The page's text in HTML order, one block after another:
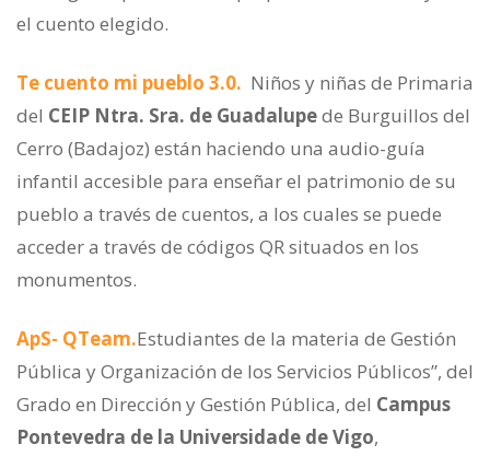
el cuento elegido.
Te cuento mi pueblo 3.0. Niños y niñas de Primaria
del CEIP Ntra. Sra. de Guadalupede Burguillos del
Cerro (Badajoz) están haciendo una audio-guía
infantil accesible para enseñar el patrimonio de su
pueblo a través de cuentos, a los cuales se puede
acceder a través de códigos QR situados en los
monumentos.
ApS- QTeam.Estudiantes de la materia de Gestión
Pública y Organización de los Servicios Públicos”, del
Grado en Dirección y Gestión Pública, del Campus
Pontevedra de la Universidade de Vigo,